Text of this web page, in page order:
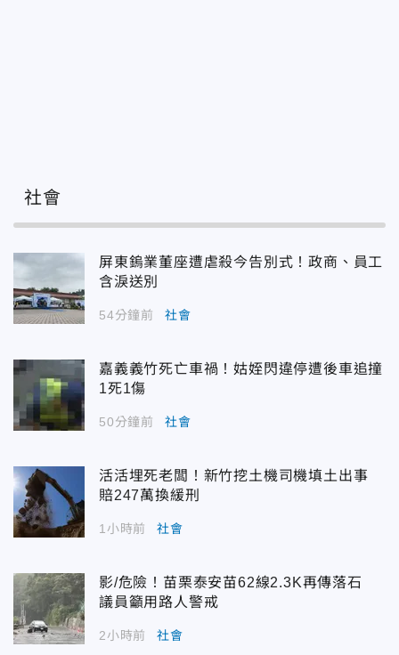
社會
屏東鎢業董座遭虐殺今告別式！政商、員工
含淚送別
54分鐘前 社會
嘉義義竹死亡車禍！姑姪閃違停遭後車追撞
1死1傷
50分鐘前 社會
活活埋死老闆！新竹挖土機司機填土出事
賠247萬換緩刑
1小時前 社會
影/危險！苗栗泰安苗62線2.3K再傳落石
議員籲用路人警戒
2小時前 社會